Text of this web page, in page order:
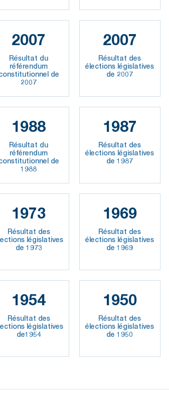
2007
Résultat du
référendum
de
2007
2007
Résultat des
élections législatives
de 2007
1988
Résultat du
référendum
de
1988
1987
Résultat des
élections législatives
de 1987
1973
Résultat des
législatives
de 1973
1969
Résultat des
élections législatives
de 1969
1954
Résultat des
législatives
de1954
1950
Résultat des
élections législatives
de 1950